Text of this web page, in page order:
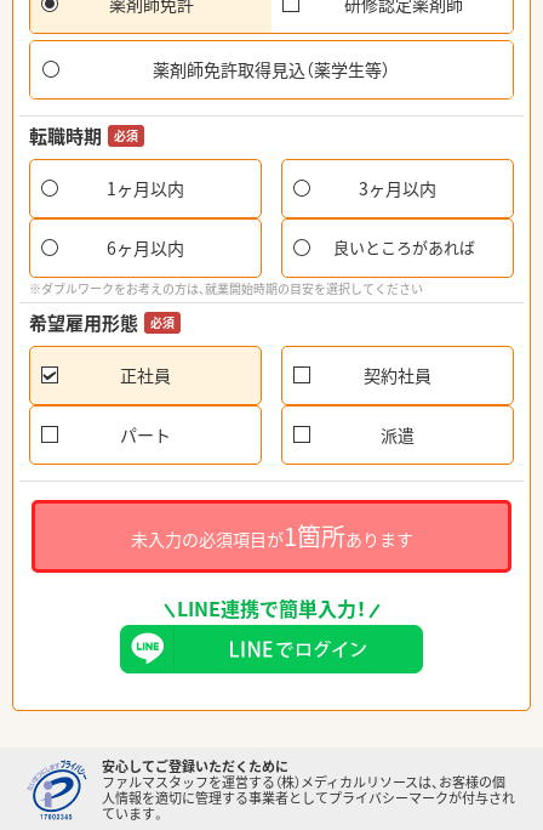
薬剤師免許取得見込（薬学生等）
転職時期 必須
1ヶ月以内 3ヶ月以内
6ヶ月以内 良いところがあれば
※ダブルワークをお考えの方は、就業開始時期の目安を選択してください
希望雇用形態 必須
正社員 契約社員
パート 派遣
未入力の必須項目が1箇所あります
LINE連携で簡単入力！
安心してご登録いただくために
ファルマスタッフを運営する（株）メディカルリソースは、お客様の個
人情報を適切に管理する事業者としてプライバシーマークが付与され
ています。